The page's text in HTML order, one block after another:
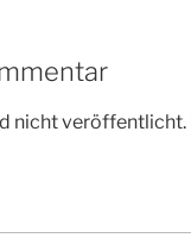
nicht veröffentlicht.